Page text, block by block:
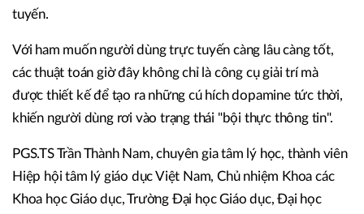
tuyến.
Với ham muốn người dùng trực tuyến càng lâu càng tốt,
các thuật toán giờ đây không chỉ là công cụ giải trí mà
được thiết kế để tạo ra những cú hích dopamine tức thời,
khiến người dùng rơi vào trạng thái "bội thực thông tin".
PGS.TS Trần Thành Nam, chuyên gia tâm lý học, thành viên
Hiệp hội tâm lý giáo dục Việt Nam, Chủ nhiệm Khoa các
Khoa học Giáo dục, Trường Đại học Giáo dục, Đại học